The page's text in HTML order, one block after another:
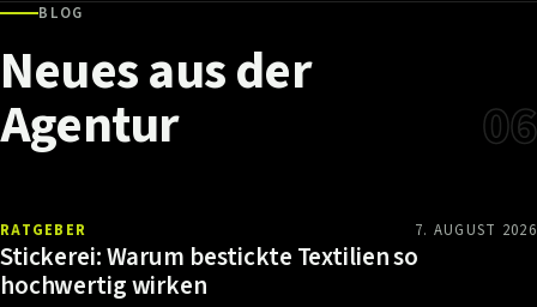
BLOG
Neuesausder
Agentur 06
RATGEBER 7. AUGUST 2026
Stickerei: Warum bestickte Textilien so
hochwertig wirken